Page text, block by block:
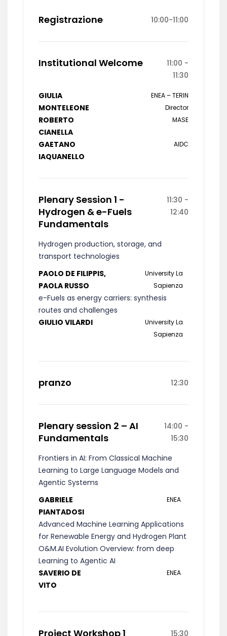
Registrazione 10:00-11:00
Institutional Welcome
11:00 -
11:30
GIULIA
MONTELEONE
ENEA – TERIN
Director
ROBERTO
CIANELLA
MASE
GAETANO
IAQUANELLO
AIDC
Plenary Session 1 -
Hydrogen & e-Fuels
Fundamentals
11:30 -
12:40
Hydrogen production, storage, and
transport technologies
PAOLO DE FILIPPIS,
PAOLA RUSSO
University La
Sapienza
e-Fuels as energy carriers: synthesis
routes and challenges
GIULIO VILARDI
University La
Sapienza
pranzo 12:30
Plenary session 2 – AI
Fundamentals
14:00 -
15:30
Frontiers in AI: From Classical Machine
Learning to Large Language Models and
Agentic Systems
GABRIELE
PIANTADOSI
ENEA
Advanced Machine Learning Applications
for Renewable Energy and Hydrogen Plant
O&M.AI Evolution Overview: from deep
Learning to Agentic AI
SAVERIO DE
VITO
ENEA
Project Workshop 1 15:30